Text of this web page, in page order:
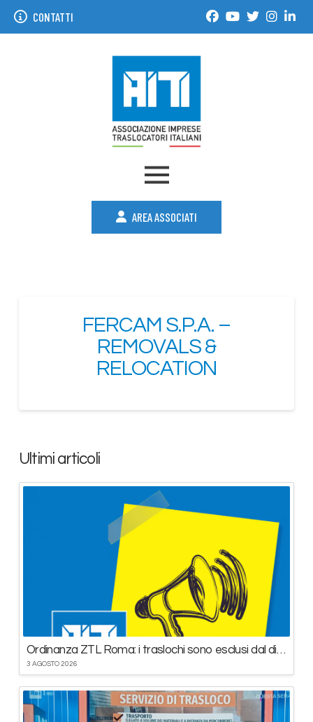
CONTATTI
AREA ASSOCIATI
FERCAM S.P.A. –
REMOVALS &
RELOCATION
Ultimi articoli
Ordinanza ZTL Roma: i traslochi sono esclusi dal divieto
3 AGOSTO 2026